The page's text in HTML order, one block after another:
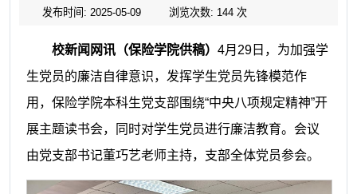
发布时间: 2025-05-09 浏览次数: 144次
校新闻网讯（保险学院供稿） 4月29日，为加强学
生党员的廉洁自律意识，发挥学生党员先锋模范作
用，保险学院本科生党支部围绕“中央八项规定精神”开
展主题读书会，同时对学生党员进行廉洁教育。会议
由党支部书记董巧艺老师主持，支部全体党员参会。